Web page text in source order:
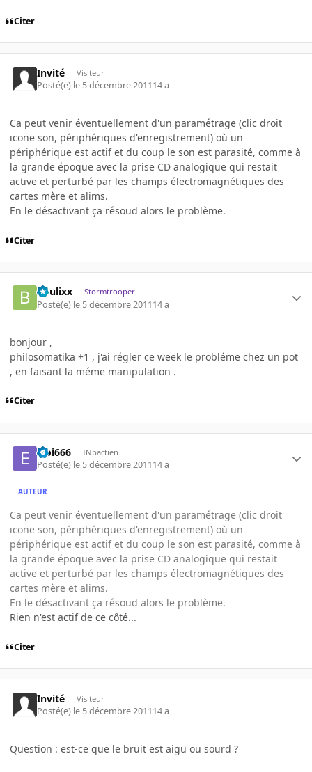
Citer
Invité Visiteur
Posté(e) le 5 décembre 201114 a
Ca peut venir éventuellement d'un paramétrage (clic droit
icone son, périphériques d'enregistrement) où un
périphérique est actif et du coup le son est parasité, comme à
la grande époque avec la prise CD analogique qui restait
active et perturbé par les champs électromagnétiques des
cartes mère et alims.
En le désactivant ça résoud alors le problème.
Citer
boulixx Stormtrooper
Posté(e) le 5 décembre 201114 a
bonjour ,
philosomatika +1 , j'ai régler ce week le probléme chez un pot
, en faisant la méme manipulation .
Citer
Eloi666 INpactien
Posté(e) le 5 décembre 201114 a
AUTEUR
Ca peut venir éventuellement d'un paramétrage (clic droit
icone son, périphériques d'enregistrement) où un
périphérique est actif et du coup le son est parasité, comme à
la grande époque avec la prise CD analogique qui restait
active et perturbé par les champs électromagnétiques des
cartes mère et alims.
En le désactivant ça résoud alors le problème.
Rien n'est actif de ce côté...
Citer
Invité Visiteur
Posté(e) le 5 décembre 201114 a
Question : est-ce que le bruit est aigu ou sourd ?